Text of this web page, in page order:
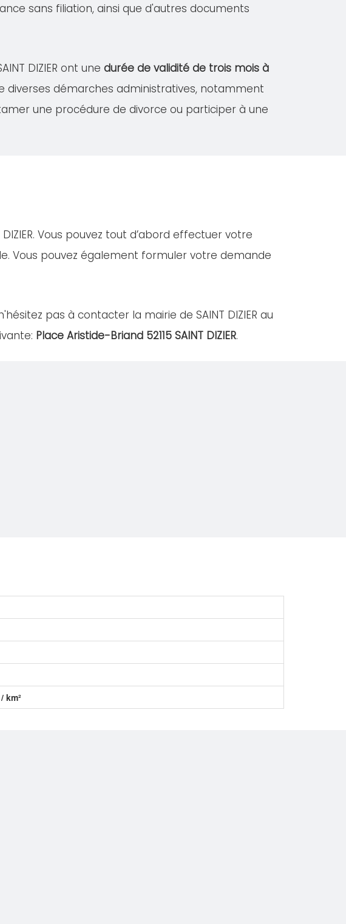
sans filiation, ainsi que d'autres documents
DIZIER ont une durée de validité de trois mois à
diverses démarches administratives, notamment
une procédure de divorce ou participer à une
Vous pouvez tout d’abord effectuer votre
Vous pouvez également formuler votre demande
pas à contacter la mairie de SAINT DIZIER au
Place Aristide-Briand 52115 SAINT DIZIER.
km²